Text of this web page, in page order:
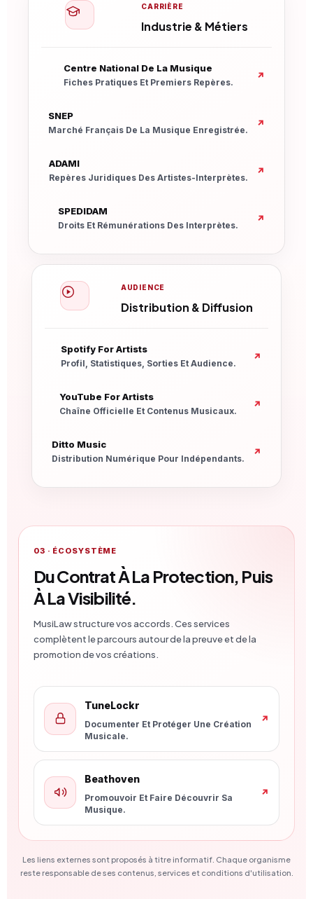
CARRIÈRE
Industrie & Métiers
Centre National De La Musique
Fiches Pratiques Et Premiers Repères.
↗
Nouvelle Fenêtre
SNEP
Marché Français De La Musique Enregistrée.
↗
Nouvelle Fenêtre
ADAMI
Repères Juridiques Des Artistes-Interprètes.
↗
Nouvelle Fenêtre
SPEDIDAM
Droits Et Rémunérations Des Interprètes.
↗
Nouvelle Fenêtre
AUDIENCE
Distribution & Diffusion
Spotify For Artists
Profil, Statistiques, Sorties Et Audience.
↗
Nouvelle Fenêtre
YouTube For Artists
Chaîne Officielle Et Contenus Musicaux.
↗
Nouvelle Fenêtre
Ditto Music
Distribution Numérique Pour Indépendants.
↗
Nouvelle Fenêtre
03 · ÉCOSYSTÈME
Du Contrat À La Protection, Puis
À La Visibilité.
MusiLaw structure vos accords. Ces services
complètent le parcours autour de la preuve et de la
promotion de vos créations.
TuneLockr
Documenter Et Protéger Une Création
Musicale.
↗
Nouvelle Fenêtre
Beathoven
Promouvoir Et Faire Découvrir Sa
Musique.
↗
Nouvelle Fenêtre
Les liens externes sont proposés à titre informatif. Chaque organisme
reste responsable de ses contenus, services et conditions d'utilisation.